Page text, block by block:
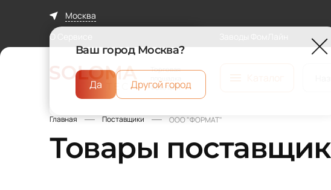
Москва
О Сервисе
Торговая
ФомЛайн
Главная Поставщики ООО "ФОРМАТ"
Товары
Ваш город Москва?
Да Другой город